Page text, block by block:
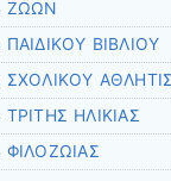
ΖΩΩΝ
ΒΙΒΛΙΟΥ
ΗΛΙΚΙΑΣ